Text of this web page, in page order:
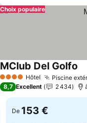
Choix populaire
4 Étoiles Hôtel Piscine
MClub Del Golfo
8,7 Excellent 2 434
De 153 €